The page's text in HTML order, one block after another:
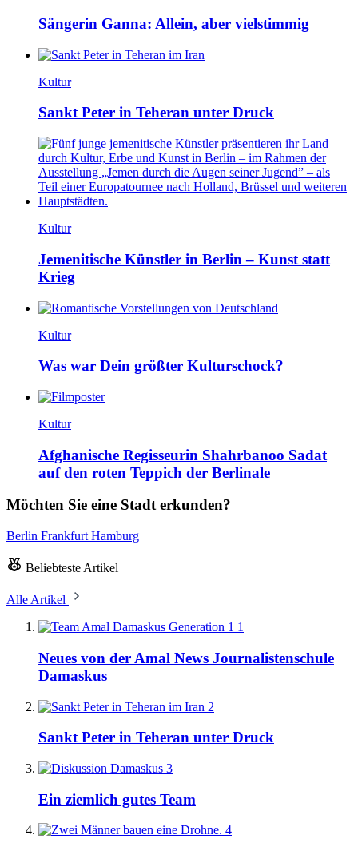
Sängerin Ganna: Allein, aber vielstimmig
Kultur
Sankt Peter in Teheran unter Druck
Kultur
Jemenitische Künstler in Berlin – Kunst statt
Krieg
Kultur
Was war Dein größter Kulturschock?
Kultur
Afghanische Regisseurin Shahrbanoo Sadat
auf den roten Teppich der Berlinale
Möchten Sie eine Stadt erkunden?
Berlin Frankfurt Hamburg
Beliebteste Artikel
Alle Artikel
1
Neues von der Amal News Journalistenschule
Damaskus
2
Sankt Peter in Teheran unter Druck
3
Ein ziemlich gutes Team
4